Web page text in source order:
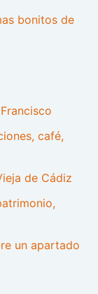
bonitos de
café,
de Cádiz
un apartado